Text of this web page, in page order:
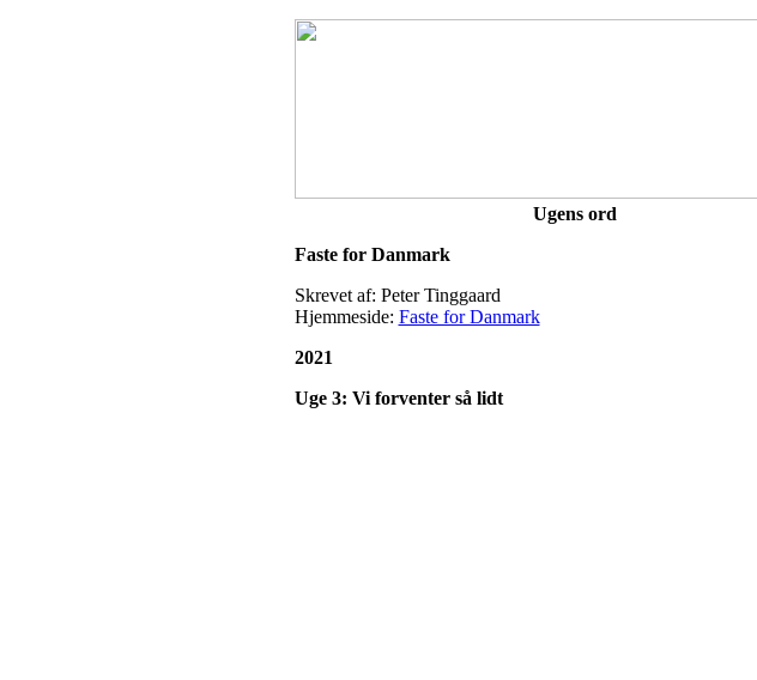
Ugens ord
Faste for Danmark
Skrevet af: Peter Tinggaard
Hjemmeside: Faste for Danmark
2021
Uge 3: Vi forventer så lidt